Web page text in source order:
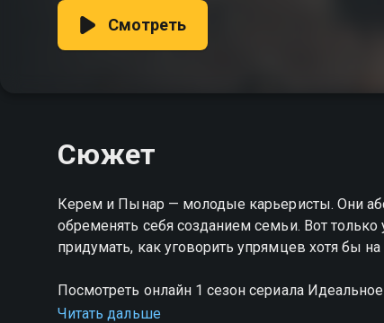
Смотреть
Сюжет
Керем и Пынар — молодые карьеристы. Они
обременять себя созданием семьи. Вот
придумать, как уговорить упрямцев хотя бы на
Посмотреть онлайн 1 сезон сериала
хорошем HD качестве на Смотрёшке
Читать дальше